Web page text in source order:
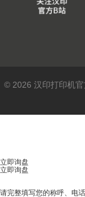
© 2026 汉印打印机
立即询盘
立即询盘
请完整填写您的称呼、电话